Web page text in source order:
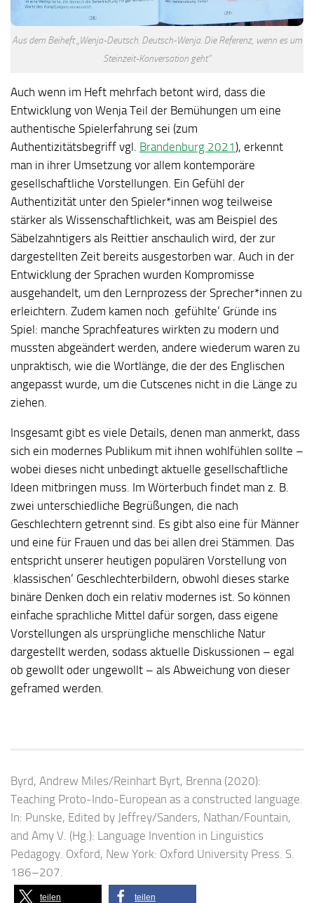
Aus dem Beiheft „Wenja-Deutsch. Deutsch-Wenja. Die Referenz, wenn es um
Steinzeit-Konversation geht“
Auch wenn im Heft mehrfach betont wird, dass die
Entwicklung von Wenja Teil der Bemühungen um eine
authentische Spielerfahrung sei (zum
Authentizitätsbegriff vgl. Brandenburg 2021), erkennt
man in ihrer Umsetzung vor allem kontemporäre
gesellschaftliche Vorstellungen. Ein Gefühl der
Authentizität unter den Spieler*innen wog teilweise
stärker als Wissenschaftlichkeit, was am Beispiel des
Säbelzahntigers als Reittier anschaulich wird, der zur
dargestellten Zeit bereits ausgestorben war. Auch in der
Entwicklung der Sprachen wurden Kompromisse
ausgehandelt, um den Lernprozess der Sprecher*innen zu
erleichtern. Zudem kamen noch ‚gefühlte‘ Gründe ins
Spiel: manche Sprachfeatures wirkten zu modern und
mussten abgeändert werden, andere wiederum waren zu
unpraktisch, wie die Wortlänge, die der des Englischen
angepasst wurde, um die Cutscenes nicht in die Länge zu
ziehen.
Insgesamt gibt es viele Details, denen man anmerkt, dass
sich ein modernes Publikum mit ihnen wohlfühlen sollte –
wobei dieses nicht unbedingt aktuelle gesellschaftliche
Ideen mitbringen muss. Im Wörterbuch findet man z. B.
zwei unterschiedliche Begrüßungen, die nach
Geschlechtern getrennt sind. Es gibt also eine für Männer
und eine für Frauen und das bei allen drei Stämmen. Das
entspricht unserer heutigen populären Vorstellung von
‚klassischen‘ Geschlechterbildern, obwohl dieses starke
binäre Denken doch ein relativ modernes ist. So können
einfache sprachliche Mittel dafür sorgen, dass eigene
Vorstellungen als ursprüngliche menschliche Natur
dargestellt werden, sodass aktuelle Diskussionen – egal
ob gewollt oder ungewollt – als Abweichung von dieser
geframed werden.
Byrd, Andrew Miles/Reinhart Byrt, Brenna (2020):
Teaching Proto-Indo-European as a constructed language.
In: Punske, Edited by Jeffrey/Sanders, Nathan/Fountain,
and Amy V. (Hg.): Language Invention in Linguistics
Pedagogy. Oxford, New York: Oxford University Press. S.
186–207.
teilen teilen